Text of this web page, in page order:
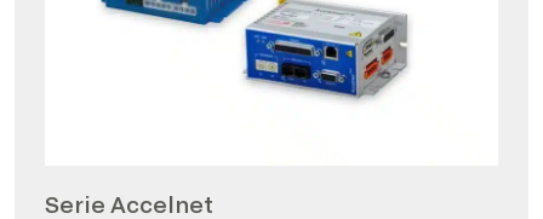
Serie Accelnet